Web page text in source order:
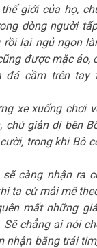
giới của họ,
dòng người
lại ngủ ngon
được mặc áo,
đá cầm trên tay
xe xuống chơi
chú giản dị bên
trong khi Bô
sẽ càng nhận ra
ta cứ mải mê
mất những
chẳng ai nói
nhận bằng trái